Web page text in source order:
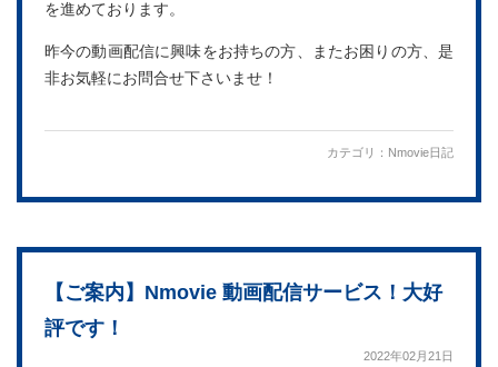
を進めております。
昨今の動画配信に興味をお持ちの方、またお困りの方、是
非お気軽にお問合せ下さいませ！
カテゴリ： Nmovie日記
【ご案内】Nmovie 動画配信サービス！大好
評です！
2022年02月21日